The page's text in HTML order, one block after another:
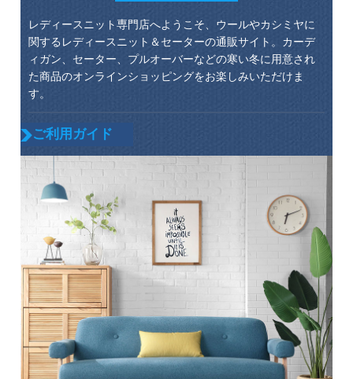
レディースニット専門店へようこそ、ウールやカシミヤに
関するレディースニット＆セーターの通販サイト。カーデ
ィガン、セーター、プルオーバーなどの寒い冬に用意され
た商品のオンラインショッピングをお楽しみいただけま
す。
ご利用ガイド